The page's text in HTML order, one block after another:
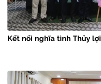
Kết nối nghĩa tình Thủy